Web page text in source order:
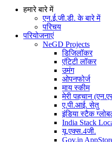
हमारे बारे में
एन.ई.जी.डी. के बारे में
परिचय
परियोजनाएं
NeGD Projects
डिजिलॉकर
एंटिटी लॉकर
उमंग
ओपनफोर्ज
माय स्कीम
मेरी पहचान
ए.पी.आई. सेतु
इंडिया स्टैक
India Stack
यू.एक्स.4जी.
Gov.in